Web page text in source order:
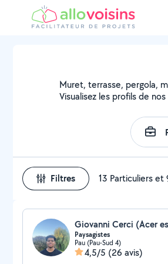
Muret, terrasse, pergola,
Visualisez les profils de
Filtres 13 Particuliers
Paysagistes
Pau (Pau-Sud 4)
4,5/5 (26 avis)